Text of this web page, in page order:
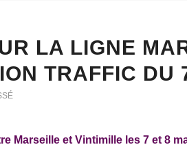
LA LIGNE
TRAFFIC DU
Marseille et Vintimille les 7 et 8